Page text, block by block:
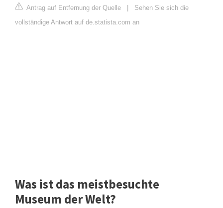
Antrag auf Entfernung der Quelle
Sehen Sie sich die
vollständige Antwort auf de.statista.com an
Was ist das meistbesuchte
Museum der Welt?